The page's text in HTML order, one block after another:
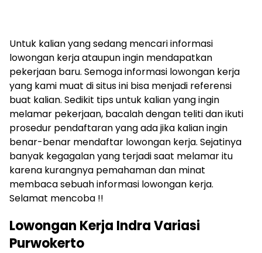
Untuk kalian yang sedang mencari informasi
lowongan kerja ataupun ingin mendapatkan
pekerjaan baru. Semoga informasi lowongan kerja
yang kami muat di situs ini bisa menjadi referensi
buat kalian. Sedikit tips untuk kalian yang ingin
melamar pekerjaan, bacalah dengan teliti dan ikuti
prosedur pendaftaran yang ada jika kalian ingin
benar-benar mendaftar lowongan kerja. Sejatinya
banyak kegagalan yang terjadi saat melamar itu
karena kurangnya pemahaman dan minat
membaca sebuah informasi lowongan kerja.
Selamat mencoba !!
Lowongan Kerja Indra Variasi
Purwokerto